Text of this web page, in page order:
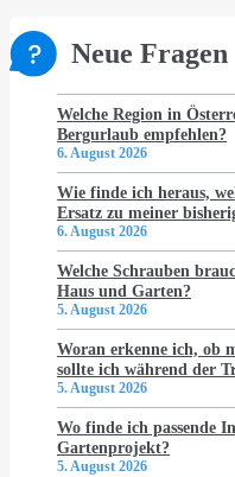
Neue Fragen
Welche Region in
Bergurlaub empfehlen?
6. August 2026
Wie finde ich heraus,
Ersatz zu meiner
6. August 2026
Welche Schrauben
Haus und Garten?
5. August 2026
Woran erkenne ich, ob
sollte ich während der
5. August 2026
Wo finde ich passende
Gartenprojekt?
5. August 2026